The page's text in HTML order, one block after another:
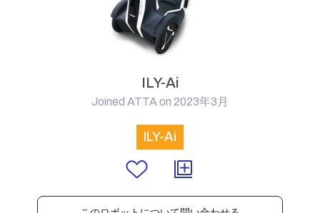
ILY-Ai
Joined ATTA on 2023年3月
ILY-Ai